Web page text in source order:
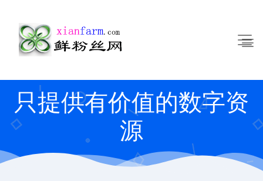
只提供有价值的数字资
源